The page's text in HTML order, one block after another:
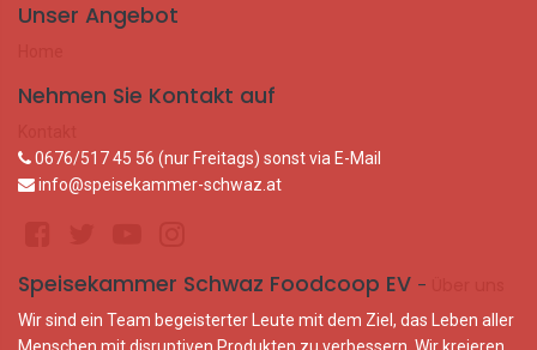
Unser Angebot
Nehmen Sie Kontakt auf
0676/517 45 56 (nur Freitags) sonst via E-Mail
info@speisekammer-schwaz.at
Speisekammer Schwaz Foodcoop EV -
Wir sind ein Team begeisterter Leute mit dem Ziel, das Leben aller